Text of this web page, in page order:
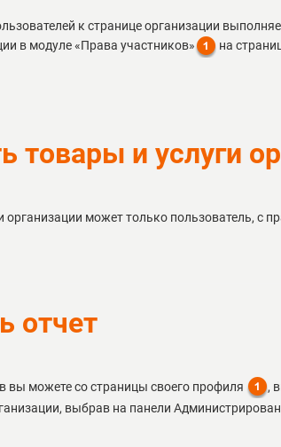
к странице организации
в модуле «Права участников»
на
товары и услуги
организации может только пользователь, с
отчет
вы можете со страницы своего профиля
,
выбрав на панели